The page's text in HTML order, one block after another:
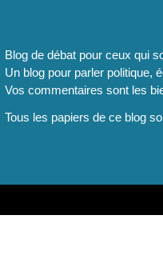
Blog de débat pour ceux qui
Un blog pour parler politique,
Vos commentaires sont les
Tous les papiers de ce blog